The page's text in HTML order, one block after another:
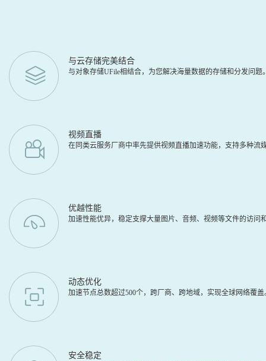
与云存储完美结合
与对象存储UFile相结合，为您解决海量数据的存储和分发问
视频直播
在同类云服务厂商中率先提供视频直播加速功能，支持多种流
优越性能
加速性能优异，稳定支撑大量图片、音频、视频等文件的访问
动态优化
加速节点总数超过500个，跨厂商、跨地域，实现全球网络覆
安全稳定